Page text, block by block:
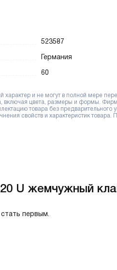
523587
Германия
60
и не могут в полной мере
включая цвета, размеры и формы.
товара без предварительного
свойств и характеристик товара.
U жемчужный
первым.